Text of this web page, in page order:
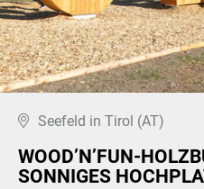
Seefeld in Tirol (AT)
WOOD’N’FUN-
SONNIGES